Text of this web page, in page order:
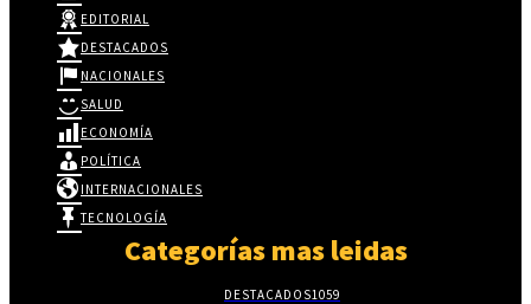
EDITORIAL
DESTACADOS
NACIONALES
SALUD
ECONOMÍA
POLÍTICA
INTERNACIONALES
TECNOLOGÍA
Categorías mas leidas
DESTACADOS1059